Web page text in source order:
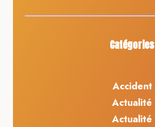
Catégories
Accident
Actualité
Actualité